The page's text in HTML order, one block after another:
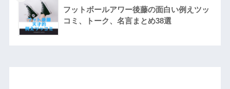
フットボールアワー後藤の面白い例えツッ
コミ、トーク、名言まとめ38選